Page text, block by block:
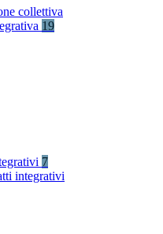
collettiva
19
7
integrativi